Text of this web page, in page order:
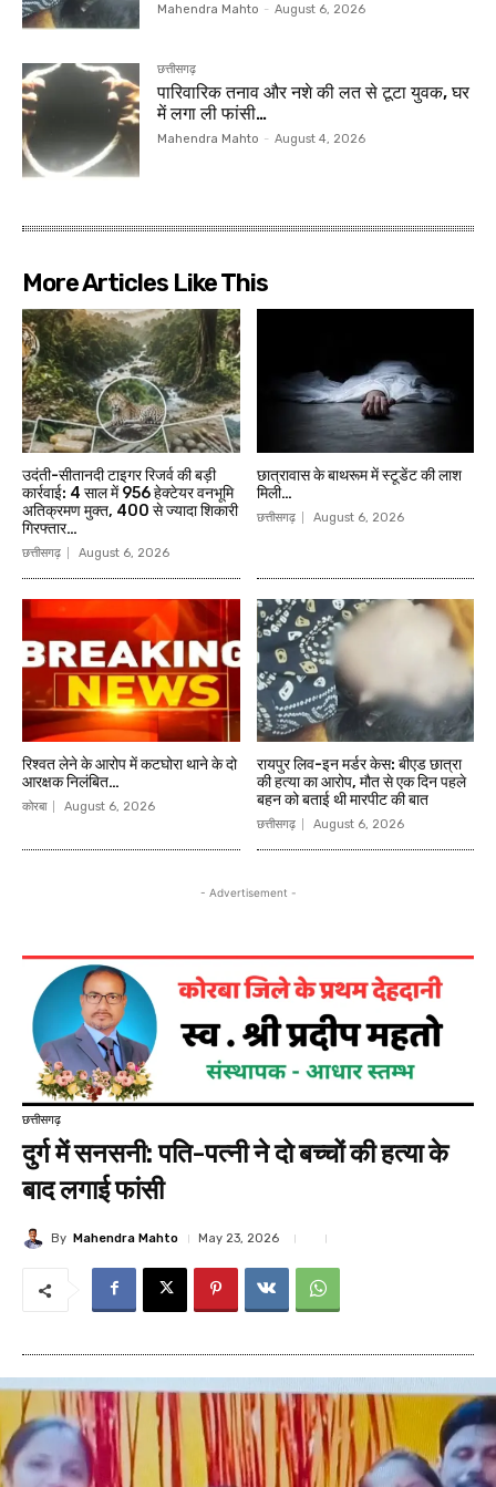
Mahendra Mahto - August 6, 2026
छत्तीसगढ़
पारिवारिक तनाव और नशे की लत से टूटा युवक, घर
में लगा ली फांसी…
Mahendra Mahto - August 4, 2026
More Articles Like This
उदंती-सीतानदी टाइगर रिजर्व की बड़ी
कार्रवाई: 4 साल में 956 हेक्टेयर वनभूमि
अतिक्रमण मुक्त, 400 से ज्यादा शिकारी
गिरफ्तार…
छत्तीसगढ़ August 6, 2026
छात्रावास के बाथरूम में स्टूडेंट की लाश
मिली…
छत्तीसगढ़ August 6, 2026
रिश्वत लेने के आरोप में कटघोरा थाने के दो
आरक्षक निलंबित…
कोरबा August 6, 2026
रायपुर लिव-इन मर्डर केस: बीएड छात्रा
की हत्या का आरोप, मौत से एक दिन पहले
बहन को बताई थी मारपीट की बात
छत्तीसगढ़ August 6, 2026
- Advertisement -